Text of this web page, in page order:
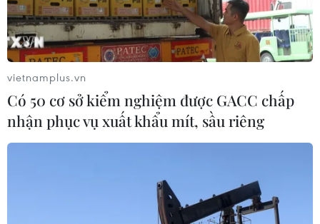
vietnamplus.vn
Có 50 cơ sở kiểm nghiệm được GACC chấp
nhận phục vụ xuất khẩu mít, sầu riêng